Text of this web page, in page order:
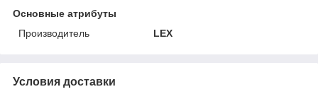
Основные атрибуты
Производитель
LEX
Условия доставки